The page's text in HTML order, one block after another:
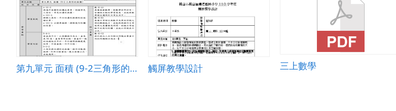
第九單元 面積 (9-2三角形的面積) 觸屏教學設計 三上數學